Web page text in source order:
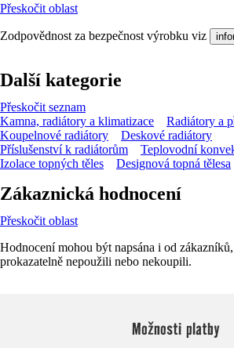
Přeskočit oblast
Zodpovědnost za bezpečnost výrobku viz
Další kategorie
Přeskočit seznam
Kamna, radiátory a klimatizace
Radiátory a
Koupelnové radiátory
Deskové radiátory
Příslušenství k radiátorům
Teplovodní
Izolace topných těles
Designová topná tělesa
Zákaznická hodnocení
Přeskočit oblast
Hodnocení mohou být napsána i od
prokazatelně nepoužili nebo nekoupili.
Možnosti platby